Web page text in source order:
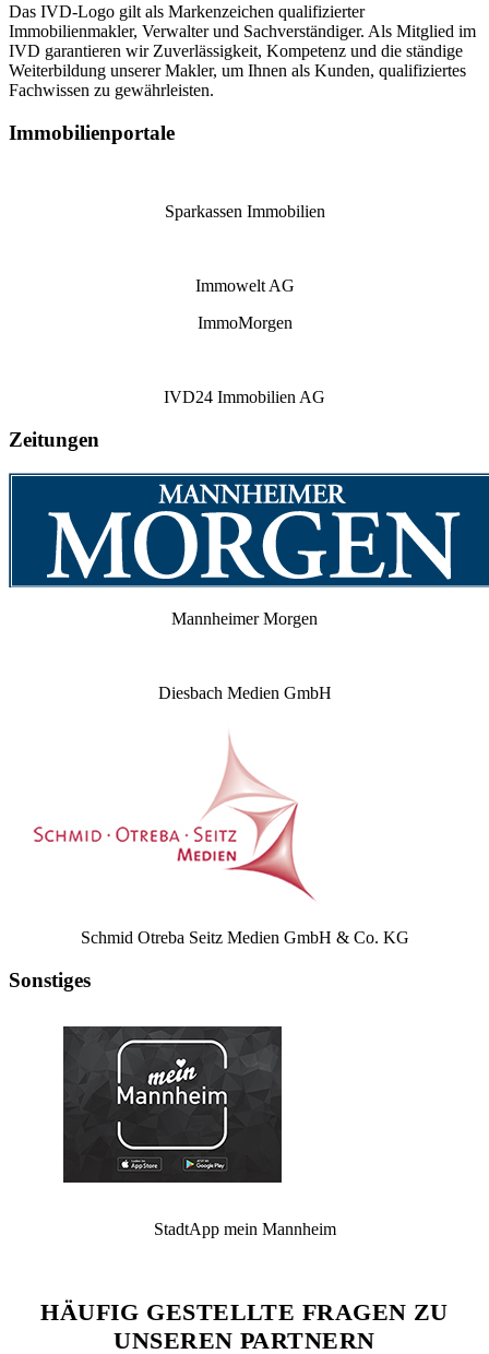
Das IVD-Logo gilt als Markenzeichen qualifizierter
Immobilienmakler, Verwalter und Sachverständiger. Als Mitglied im
IVD garantieren wir Zuverlässigkeit, Kompetenz und die ständige
Weiterbildung unserer Makler, um Ihnen als Kunden, qualifiziertes
Fachwissen zu gewährleisten.
Immobilienportale
Sparkassen Immobilien
Immowelt AG
ImmoMorgen
IVD24 Immobilien AG
Zeitungen
Mannheimer Morgen
Diesbach Medien GmbH
Schmid Otreba Seitz Medien GmbH & Co. KG
Sonstiges
StadtApp mein Mannheim
HÄUFIG GESTELLTE FRAGEN ZU
UNSEREN PARTNERN